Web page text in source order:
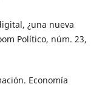
¿una nueva
Político, núm. 23,
Economía